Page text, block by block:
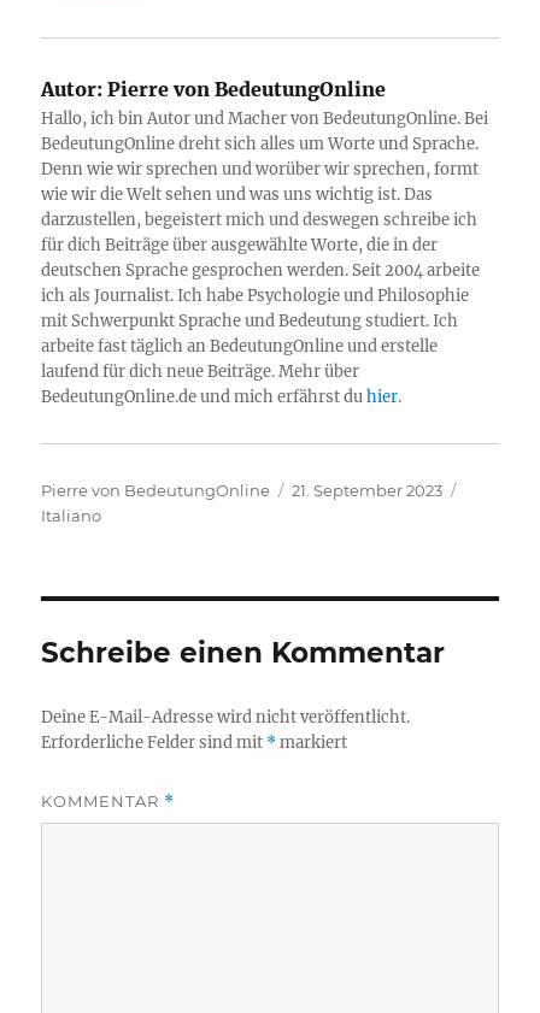
Autor: Pierre von BedeutungOnline
Hallo, ich bin Autor und Macher von BedeutungOnline. Bei
BedeutungOnline dreht sich alles um Worte und Sprache.
Denn wie wir sprechen und worüber wir sprechen, formt
wie wir die Welt sehen und was uns wichtig ist. Das
darzustellen, begeistert mich und deswegen schreibe ich
für dich Beiträge über ausgewählte Worte, die in der
deutschen Sprache gesprochen werden. Seit 2004 arbeite
ich als Journalist. Ich habe Psychologie und Philosophie
mit Schwerpunkt Sprache und Bedeutung studiert. Ich
arbeite fast täglich an BedeutungOnline und erstelle
laufend für dich neue Beiträge. Mehr über
BedeutungOnline.de und mich erfährst duhier.
Autor
Pierre von BedeutungOnline
Veröffentlicht
21. September 2023
Italiano
Schreibe einen Kommentar
Deine E-Mail-Adresse wird nicht veröffentlicht.
Erforderliche Felder sind mit *markiert
KOMMENTAR *